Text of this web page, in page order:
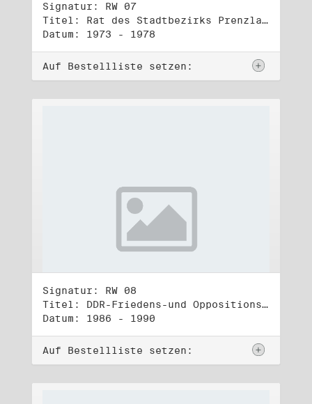
Signatur: RW 07
Titel: Rat des Stadtbezirks Prenzlauer Berg in Berlin
Datum: 1973 - 1978
Auf Bestellliste setzen:
Signatur: RW 08
Titel: DDR-Friedens-und Oppositionsbewegung (1)
Datum: 1986 - 1990
Auf Bestellliste setzen: